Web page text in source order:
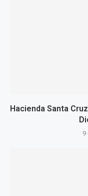
Hacienda Santa
9